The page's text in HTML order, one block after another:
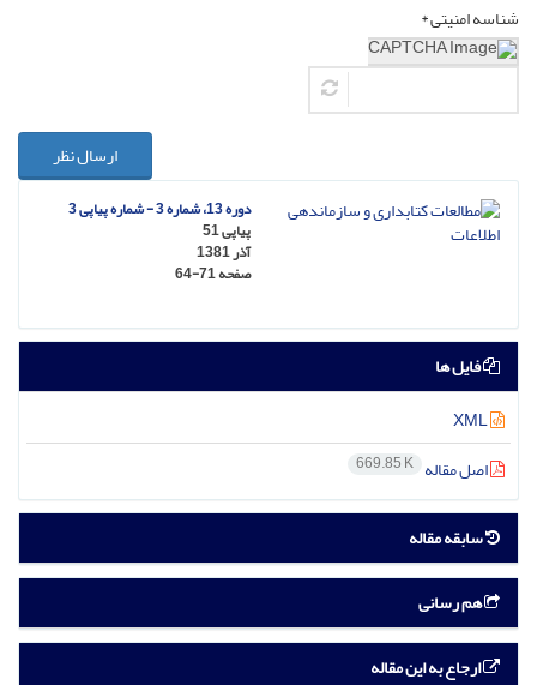
شناسه امنیتی *
ارسال نظر
دوره 13، شماره 3 - شماره پیاپی 3
پیاپی 51
آذر 1381
صفحه64-71
فایل ها
اصل مقاله 669.85 K
سابقه مقاله
هم رسانی
ارجاع به این مقاله